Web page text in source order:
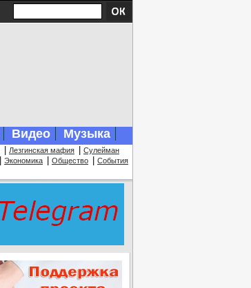
Видео Музыка
Лезгинская мафия
Сулейман
Экономика Общество События